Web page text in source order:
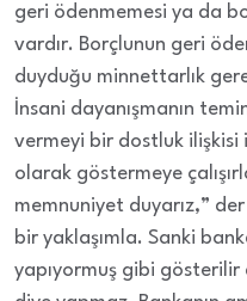
geri ödenmemesi ya da
vardır. Borçlunun geri
duyduğu minnettarlık
İnsani dayanışmanın
vermeyi bir dostluk ilişkisi
olarak göstermeye
memnuniyet duyarız,”
bir yaklaşımla. Sanki
yapıyormuş gibi